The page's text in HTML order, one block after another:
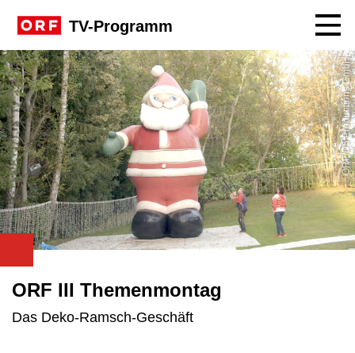
TV-Programm
ORF/D5 Productions GmbH
ORF III Themenmontag
Das Deko-Ramsch-Geschäft